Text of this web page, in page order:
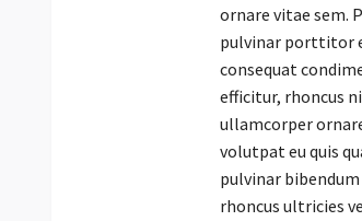
ornare vitae sem.
pulvinar porttitor
consequat
efficitur, rhoncus
ullamcorper
volutpat eu quis
pulvinar
rhoncus ultricies